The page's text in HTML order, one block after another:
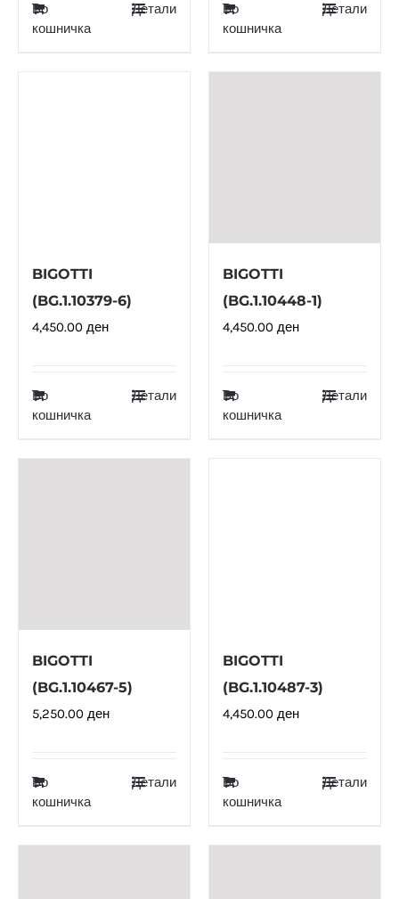
Во
кошничка
Детали
Во
кошничка
Детали
BIGOTTI
(BG.1.10379-6)
4,450.00 ден
Во
кошничка
Детали
BIGOTTI
(BG.1.10448-1)
4,450.00 ден
Во
кошничка
Детали
BIGOTTI
(BG.1.10467-5)
5,250.00 ден
Во
кошничка
Детали
BIGOTTI
(BG.1.10487-3)
4,450.00 ден
Во
кошничка
Детали